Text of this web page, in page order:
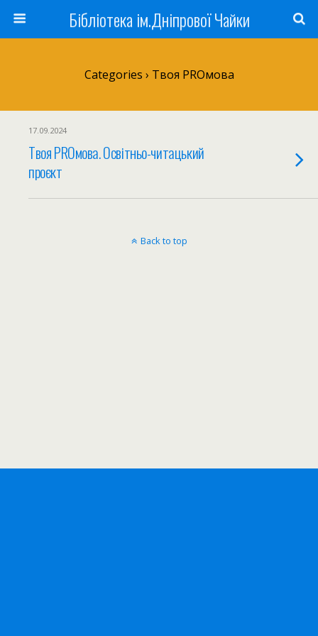
Бібліотека ім.Дніпрової Чайки
Categories › Твоя PROмова
17.09.2024
Твоя PROмова. Освітньо-читацький
проєкт
Back to top